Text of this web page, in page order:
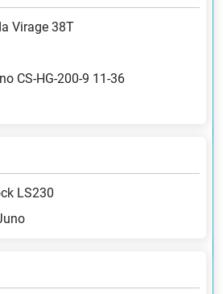
Virage 38T
CS-HG-200-9 11-36
LS230